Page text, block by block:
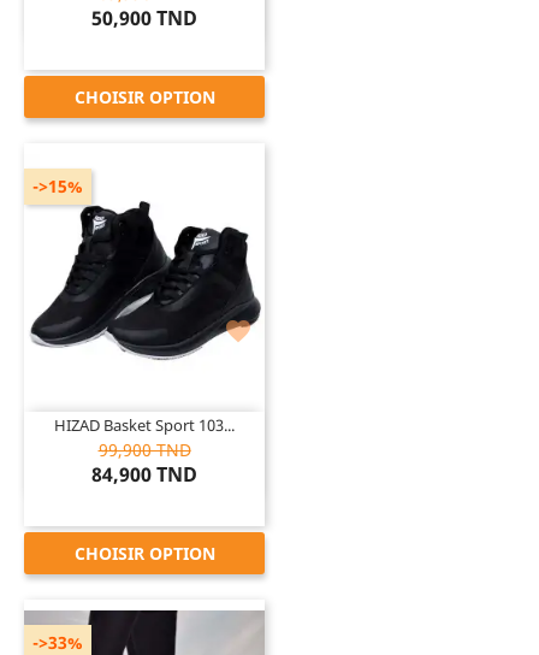
50,900 TND
CHOISIR OPTION

HIZAD Basket Sport 103...
99,900 TND
84,900 TND
->15%
CHOISIR OPTION
->33%